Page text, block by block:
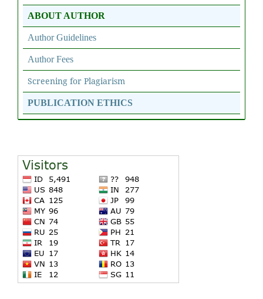
ABOUT AUTHOR
Author Guidelines
Author Fees
Screening for Plagiarism
PUBLICATION ETHICS